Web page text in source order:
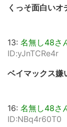
くっそ面白い
13: 名無し48さ
ID:yJnTCRe4r
ベイマックス嫌
16: 名無し48さ
ID:NBq4r60T0